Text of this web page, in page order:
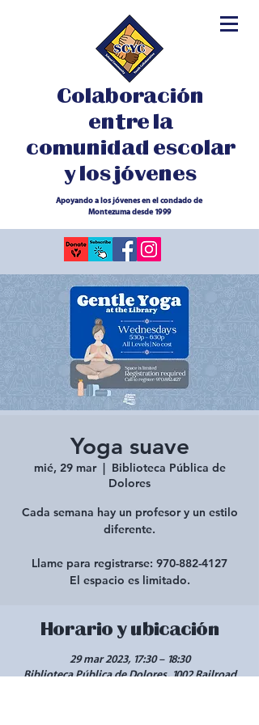
Colaboración
entre la
comunidad escolar
y los jóvenes
Apoyando a los jóvenes en el condado de
Montezuma desde 1999
Yoga suave
mié, 29 mar
  |
Biblioteca Pública de
Dolores
Cada semana hay un profesor y un estilo
diferente.
Llame para registrarse: 970-882-4127
El espacio es limitado.
Horario y ubicación
29 mar 2023, 17:30 – 18:30
Biblioteca Pública de Dolores, 1002 Railroad